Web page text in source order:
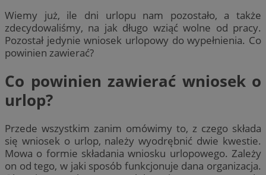
Wiemy już, ile dni urlopu nam pozostało, a także
zdecydowaliśmy, na jak długo wziąć wolne od pracy.
Pozostał jedynie wniosek urlopowy do wypełnienia. Co
powinien zawierać?
Co powinien zawierać wniosek o
urlop?
Przede wszystkim zanim omówimy to, z czego składa
się wniosek o urlop, należy wyodrębnić dwie kwestie.
Mowa o formie składania wniosku urlopowego. Zależy
on od tego, w jaki sposób funkcjonuje dana organizacja.